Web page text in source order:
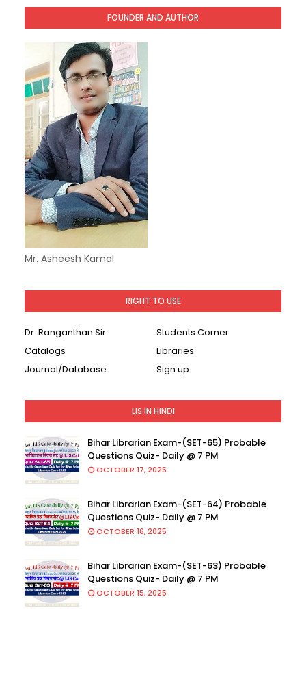
FOUNDER AND AUTHOR
Mr. Asheesh Kamal
RIGHT TO USE
Dr. Ranganthan Sir
Students Corner
Catalogs
Libraries
Journal/Database
Sign up
LIS IN HINDI
Bihar Librarian Exam-(SET-65) Probable
Questions Quiz- Daily @ 7 PM
OCTOBER 17, 2025
Bihar Librarian Exam-(SET-64) Probable
Questions Quiz- Daily @ 7 PM
OCTOBER 16, 2025
Bihar Librarian Exam-(SET-63) Probable
Questions Quiz- Daily @ 7 PM
OCTOBER 15, 2025